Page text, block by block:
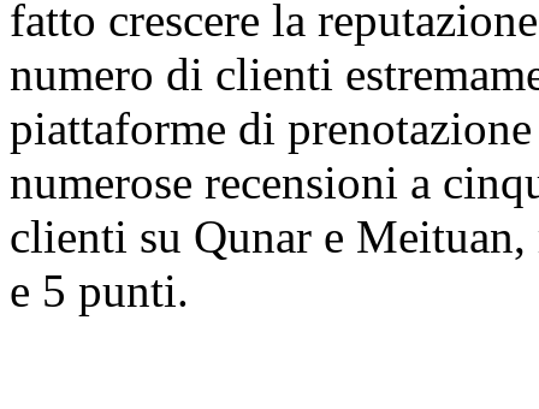
fatto crescere la
numero di clienti
piattaforme di
numerose recensioni a
clienti su Qunar e
e 5 punti.